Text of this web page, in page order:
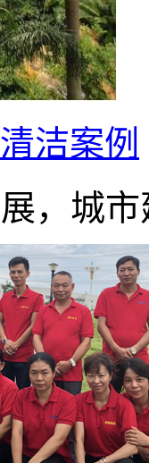
洁案例
，城市